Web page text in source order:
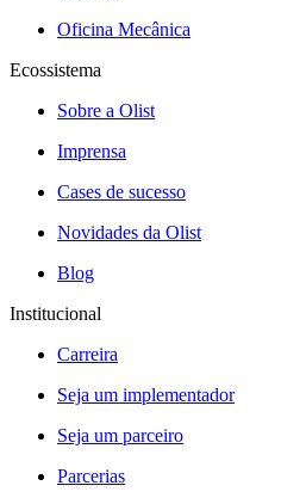
Oficina Mecânica
Ecossistema
Sobre a Olist
Imprensa
Cases de sucesso
Novidades da Olist
Blog
Institucional
Carreira
Seja um implementador
Seja um parceiro
Parcerias